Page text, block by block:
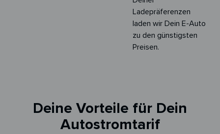
Ladepräferenzen
laden wir Dein E-Auto
zu den günstigsten
Preisen.
Deine Vorteile für Dein
Autostromtarif